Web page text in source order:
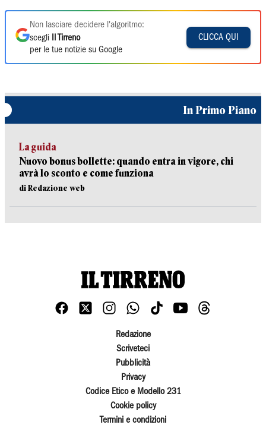
Non lasciare decidere l'algoritmo:
scegli
Il Tirreno
per le tue notizie su Google
CLICCA QUI
In Primo Piano
La guida
Nuovo bonus bollette: quando entra in vigore, chi
avrà lo sconto e come funziona
di Redazione web
Redazione
Scriveteci
Pubblicità
Privacy
Codice Etico e Modello 231
Cookie policy
Termini e condizioni